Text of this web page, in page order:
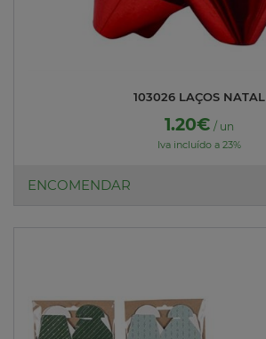
103026 LAÇOS NATAL
1.20€ / un
Iva incluído a 23%
ENCOMENDAR